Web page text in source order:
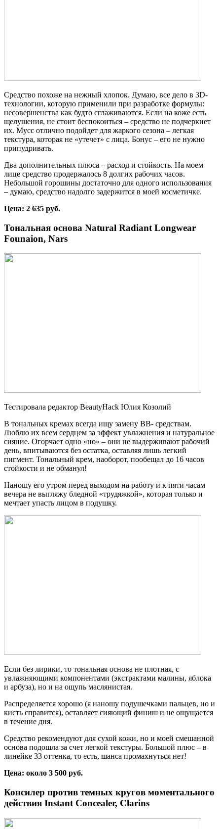
Средство похоже на нежный хлопок. Думаю, все дело в 3D-
технологии, которую применили при разработке формулы:
несовершенства как будто сглаживаются. Если на коже есть
щелушения, не стоит беспокоиться – средство не подчеркнет
их. Мусс отлично подойдет для жаркого сезона – легкая
текстура, которая не «утечет» с лица. Бонус – его не нужно
припудривать.
Два дополнительных плюса – расход и стойкость. На моем
лице средство продержалось 8 долгих рабочих часов.
Небольшой горошины достаточно для одного использования
– думаю, средство надолго задержится в моей косметичке.
Цена: 2 635 руб.
Тональная основа Natural Radiant Longwear
Founaion, Nars
Тестировала редактор BeautyHack Юлия Козолий
В тональных кремах всегда ищу замену BB- средствам.
Люблю их всем сердцем за эффект увлажнения и натуральное
сияние. Огорчает одно «но» – они не выдерживают рабочий
день, впитываются без остатка, оставляя лишь легкий
пигмент. Тональный крем, наоборот, пообещал до 16 часов
стойкости и не обманул!
Наношу его утром перед выходом на работу и к пяти часам
вечера не выгляжу бледной «трудяжкой», которая только и
мечтает упасть лицом в подушку.
Если без лирики, то тональная основа не плотная, с
увлажняющими компонентами (экстрактами малины, яблока
и арбуза), но и на ощупь маслянистая.
Распределяется хорошо (я наношу подушечками пальцев, но и
кисть справится), оставляет сияющий финиш и не ощущается
в течение дня.
Средство рекомендуют для сухой кожи, но и моей смешанной
основа подошла за счет легкой текстуры. Большой плюс – в
линейке 33 оттенка, то есть, шанса промахнуться нет!
Цена: около 3 500 руб.
Консилер против темных кругов моментального
действия Instant Concealer, Clarins